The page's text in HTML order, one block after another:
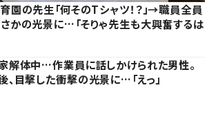
園の先生「何そのTシャツ！？」→職員全員
かの光景に…「そりゃ先生も大興奮するは
解体中…作業員に話しかけられた男性。
、目撃した衝撃の光景に…「えっ」